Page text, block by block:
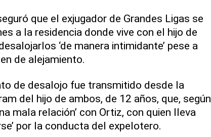
que el exjugador de Grandes Ligas se
a la residencia donde vive con el hijo de
‘de manera intimidante’ pese a
de alejamiento.
de desalojo fue transmitido desde la
del hijo de ambos, de 12 años, que, según
mala relación’ con Ortiz, con quien lleva
por la conducta del expelotero.